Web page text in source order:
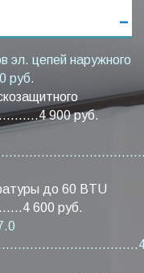
эл. цепей наружного
руб.
900 руб.
до 60 BTU
600 руб.